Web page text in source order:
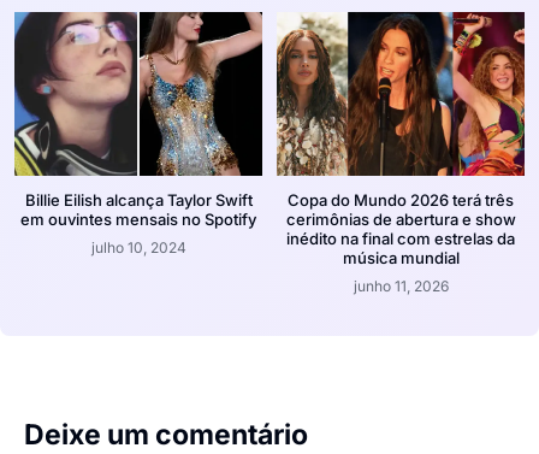
Billie Eilish alcança Taylor Swift
em ouvintes mensais no Spotify
julho 10, 2024
Copa do Mundo 2026 terá três
cerimônias de abertura e show
inédito na final com estrelas da
música mundial
junho 11, 2026
Deixe um comentário